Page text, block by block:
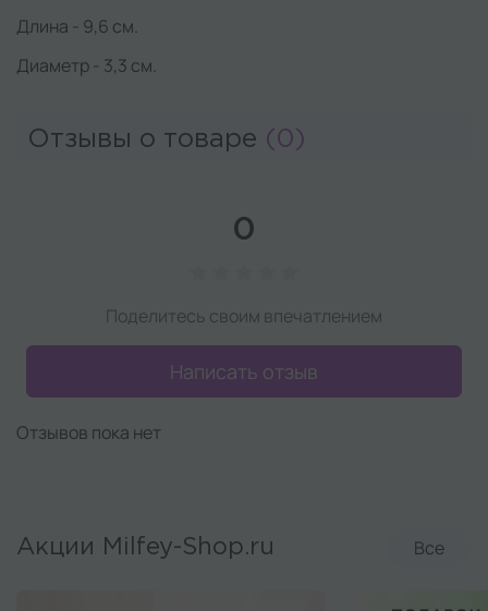
Длина - 9,6 см.
Диаметр - 3,3 см.
Отзывы о товаре (0)
0
Поделитесь своим впечатлением
Написать отзыв
Отзывов пока нет
Акции Milfey-Shop.ru Все